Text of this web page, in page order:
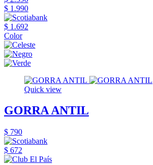
$ 1.990
$ 1.692
Color
Quick view
GORRA ANTIL
$ 790
$ 672